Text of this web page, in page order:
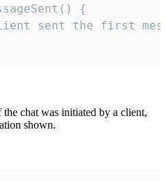
{
sent the first
chat was initiated by a client,
shown.